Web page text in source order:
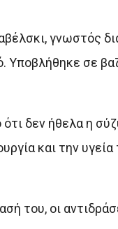
γνωστός
Υποβλήθηκε σε
δεν ήθελα η
και την
του, οι